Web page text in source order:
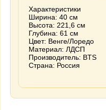
Характеристики
Ширина: 40 см
Высота: 221,6 см
Глубина: 61 см
Цвет: Венге/Лоредо
Материал: ЛДСП
Производитель: BTS
Страна: Россия